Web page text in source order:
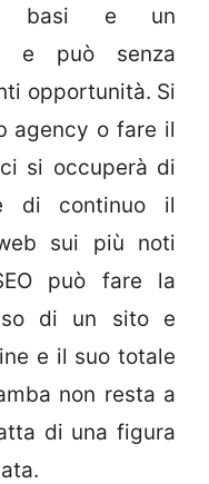
basi e un
e può senza
opportunità. Si
agency o fare il
si occuperà di
di continuo il
sui più noti
può fare la
di un sito e
e il suo totale
non resta a
di una figura